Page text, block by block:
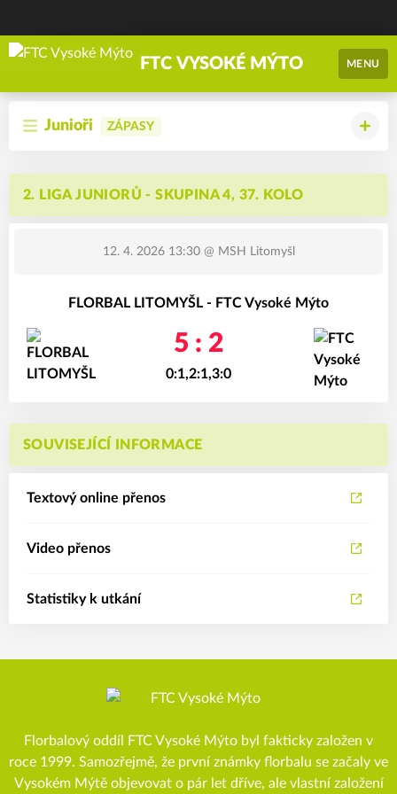
FTC VYSOKÉ MÝTO MENU
Junioři ZÁPASY
2. LIGA JUNIORŮ - SKUPINA 4, 37. KOLO
12. 4. 2026 13:30@ MSH Litomyšl
FLORBAL LITOMYŠL - FTC Vysoké Mýto
5 : 2
0:1,2:1,3:0
SOUVISEJÍCÍ INFORMACE
Textový online přenos
Video přenos
Statistiky k utkání
Florbalový oddíl FTC Vysoké Mýto byl fakticky založen v
roce 1999. Samozřejmě, že první známky florbalu se začaly ve
Vysokém Mýtě objevovat o pár let dříve, ale vlastní založení